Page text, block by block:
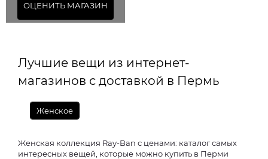
ОЦЕНИТЬ МАГАЗИН
Лучшие вещи из интернет-
магазинов с доставкой в Пермь
Женское
Женская коллекция Ray-Ban с ценами: каталог самых
интересных вещей, которые можно купить в Перми